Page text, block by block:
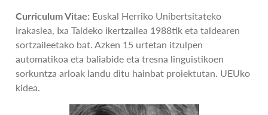
Curriculum Vitae: Euskal Herriko Unibertsitateko
irakaslea, Ixa Taldeko ikertzailea 1988tik eta taldearen
sortzaileetako bat. Azken 15 urtetan itzulpen
automatikoa eta baliabide eta tresna linguistikoen
sorkuntza arloak landu ditu hainbat proiektutan. UEUko
kidea.